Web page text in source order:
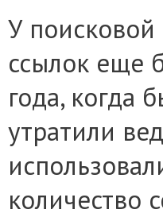
У
ссылок еще
года, когда
утратили
количество